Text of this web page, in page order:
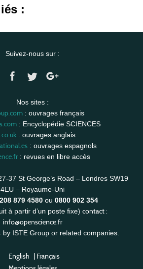
:
Suivez-nous sur :
Nos sites :
: ouvrages français
: Encyclopédie SCIENCES
: ouvrages anglais
: ouvrages espagnols
: revues en libre accès
37 St George’s Road – Londres SW19
4EU – Royaume-Uni
879 4580 ou 0800 902 354
à partir d’un poste fixe) contact :
info@openscience.fr
ISTE Group or related companies.
English | Français